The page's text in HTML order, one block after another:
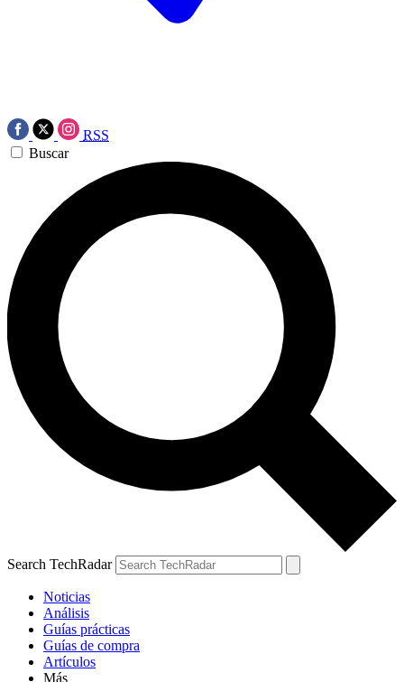
RSS
Buscar
Search TechRadar
Noticias
Análisis
Guías prácticas
Guías de compra
Artículos
Más